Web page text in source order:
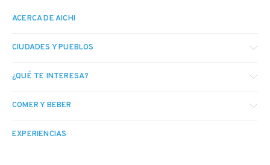
ACERCA DE AICHI
CIUDADES Y PUEBLOS
¿QUÉ TE INTERESA?
COMER Y BEBER
EXPERIENCIAS